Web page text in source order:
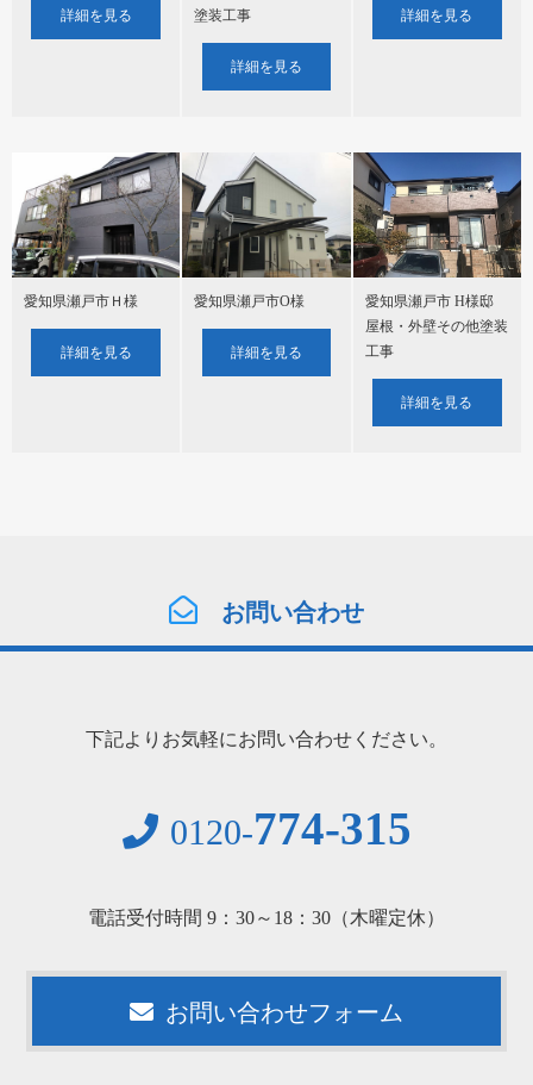
詳細を見る
塗装工事
詳細を見る
詳細を見る
愛知県瀬戸市Ｈ様
詳細を見る
愛知県瀬戸市O様
詳細を見る
愛知県瀬戸市 H様邸
屋根・外壁その他塗装
工事
詳細を見る
お問い合わせ
下記よりお気軽にお問い合わせください。
0120-774-315
電話受付時間 9：30～18：30（木曜定休）
お問い合わせフォーム